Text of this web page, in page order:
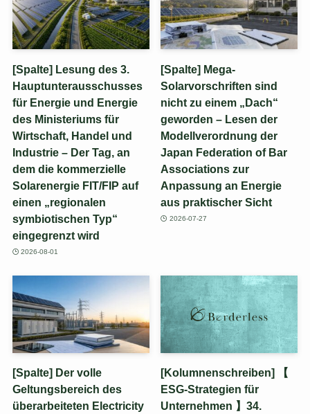
[Spalte] Lesung des 3.
Hauptunterausschusses
für Energie und Energie
des Ministeriums für
Wirtschaft, Handel und
Industrie – Der Tag, an
dem die kommerzielle
Solarenergie FIT/FIP auf
einen „regionalen
symbiotischen Typ“
eingegrenzt wird
2026-08-01
[Spalte] Mega-
Solarvorschriften sind
nicht zu einem „Dach“
geworden – Lesen der
Modellverordnung der
Japan Federation of Bar
Associations zur
Anpassung an Energie
aus praktischer Sicht
2026-07-27
[Spalte] Der volle
Geltungsbereich des
überarbeiteten Electricity
[Kolumnenschreiben] 【
ESG-Strategien für
Unternehmen 】34.